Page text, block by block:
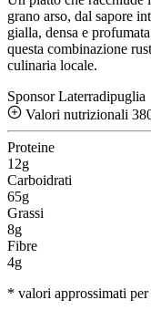
grano arso, dal sapore
gialla, densa e
questa combinazione
culinaria locale.
Sponsor Laterradipuglia
Valori nutrizionali
Proteine
12g
Carboidrati
65g
Grassi
8g
Fibre
4g
* valori approssimati